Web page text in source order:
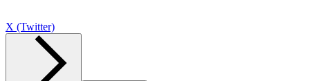
X (Twitter)